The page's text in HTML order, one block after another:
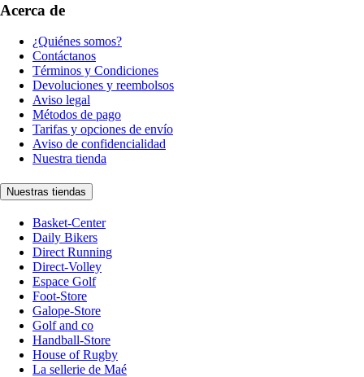
Acerca de
¿Quiénes somos?
Contáctanos
Términos y Condiciones
Devoluciones y reembolsos
Aviso legal
Métodos de pago
Tarifas y opciones de envío
Aviso de confidencialidad
Nuestra tienda
Nuestras tiendas
Basket-Center
Daily Bikers
Direct Running
Direct-Volley
Espace Golf
Foot-Store
Galope-Store
Golf and co
Handball-Store
House of Rugby
La sellerie de Maé